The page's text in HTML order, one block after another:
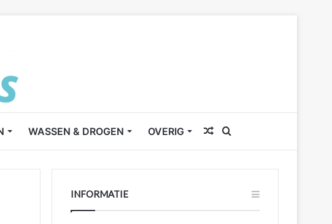
WASSEN & DROGEN OVERIG
naar
Willekeurig
artikel
INFORMATIE